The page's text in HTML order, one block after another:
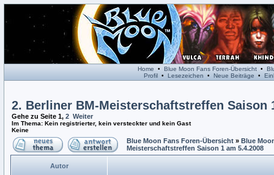
Home • Blue Moon Fans Foren-Übersicht•
Profil• Lesezeichen • Neue Beiträge •
2. Berliner BM-Meisterschaftstreffen Saison
Gehe zu Seite 1, 2 Weiter
Im Thema: Kein registrierter, kein versteckter und kein Gast
Keine
Blue Moon Fans Foren-Übersicht » Blue
Meisterschaftstreffen Saison 1 am 5.4.2008
Autor